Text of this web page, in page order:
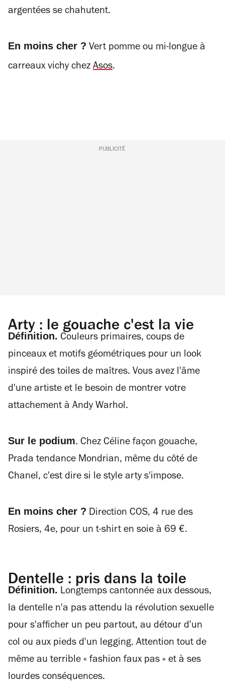
argentées se chahutent.
En moins cher ? Vert pomme ou mi-longue à
carreaux vichy chez Asos.
PUBLICITÉ
Arty : le gouache c'est la vie
Définition. Couleurs primaires, coups de
pinceaux et motifs géométriques pour un look
inspiré des toiles de maîtres. Vous avez l'âme
d'une artiste et le besoin de montrer votre
attachement à Andy Warhol.
Sur le podium. Chez Céline façon gouache,
Prada tendance Mondrian, même du côté de
Chanel, c'est dire si le style arty s'impose.
En moins cher ? Direction COS, 4 rue des
Rosiers, 4e, pour un t-shirt en soie à 69 €.
Dentelle : pris dans la toile
Définition. Longtemps cantonnée aux dessous,
la dentelle n'a pas attendu la révolution sexuelle
pour s'afficher un peu partout, au détour d'un
col ou aux pieds d'un legging. Attention tout de
même au terrible « fashion faux pas » et à ses
lourdes conséquences.